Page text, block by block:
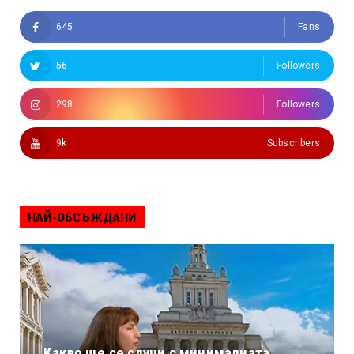
645 Fans
56 Followers
298 Followers
9k Subscribers
НАЙ-ОБСЪЖДАНИ